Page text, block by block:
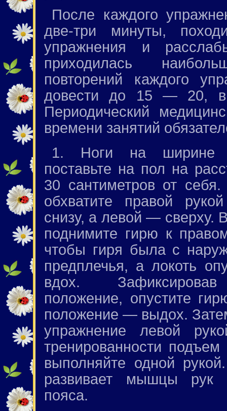
После каждого
две-три минуты,
упражнения и
приходилась
повторений каждого
довести до 15 — 20,
Периодический
времени занятий
1. Ноги на ширине
поставьте на пол на
30 сантиметров от
обхватите правой
снизу, а левой — сверху.
поднимите гирю к
чтобы гиря была с
предплечья, а локоть
вдох.
положение, опустите
положение — выдох.
упражнение левой
тренированности
выполняйте одной
развивает мышцы рук
пояса.